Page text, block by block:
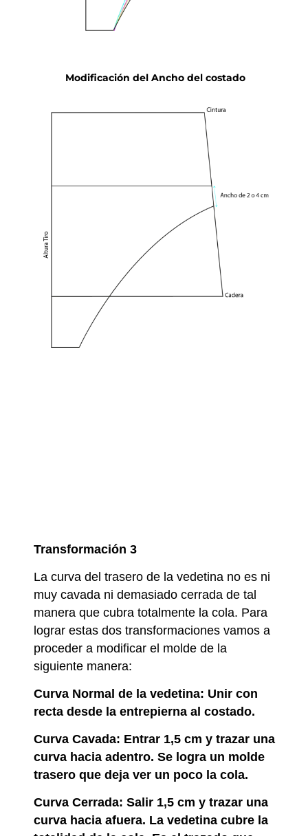
Modificación del Ancho del costado
Transformación 3
La curva del trasero de la vedetina no es ni
muy cavada ni demasiado cerrada de tal
manera que cubra totalmente la cola. Para
lograr estas dos transformaciones vamos a
proceder a modificar el molde de la
siguiente manera:
Curva Normal de la vedetina: Unir con
recta desde la entrepierna al costado.
Curva Cavada: Entrar 1,5 cm y trazar una
curva hacia adentro. Se logra un molde
trasero que deja ver un poco la cola.
Curva Cerrada: Salir 1,5 cm y trazar una
curva hacia afuera. La vedetina cubre la